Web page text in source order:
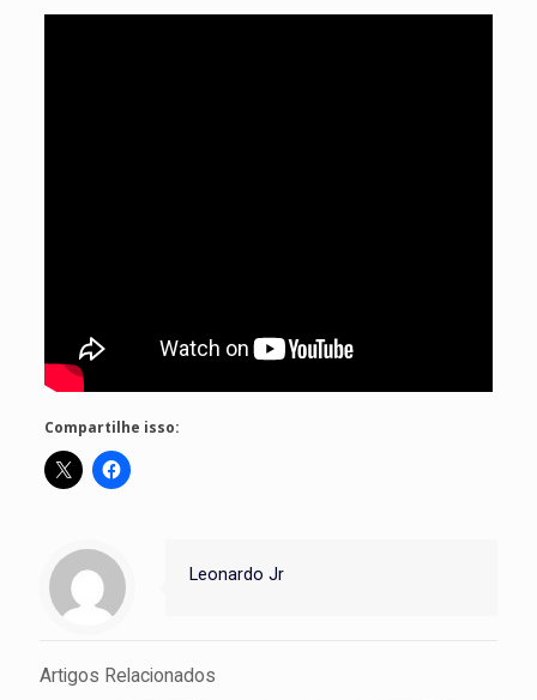
Compartilhe isso:
Leonardo Jr
Artigos Relacionados